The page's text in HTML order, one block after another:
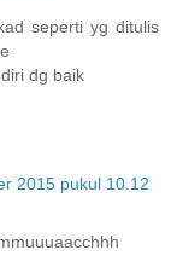
seperti yg ditulis
dg baik
2015 pukul 10.12